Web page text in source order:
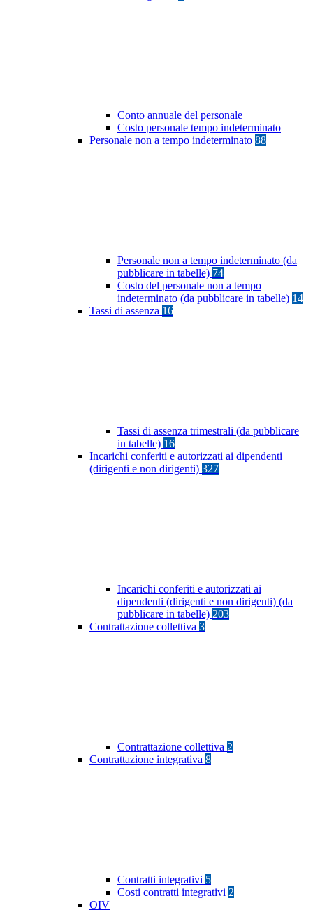
Conto annuale del personale
Costo personale tempo indeterminato
Personale non a tempo indeterminato 88
Personale non a tempo indeterminato (da
pubblicare in tabelle) 74
Costo del personale non a tempo
indeterminato (da pubblicare in tabelle) 14
Tassi di assenza 16
Tassi di assenza trimestrali (da pubblicare
in tabelle) 16
Incarichi conferiti e autorizzati ai dipendenti
(dirigenti e non dirigenti) 327
Incarichi conferiti e autorizzati ai
dipendenti (dirigenti e non dirigenti) (da
pubblicare in tabelle) 203
Contrattazione collettiva 3
Contrattazione collettiva 2
Contrattazione integrativa 8
Contratti integrativi 5
Costi contratti integrativi 2
OIV